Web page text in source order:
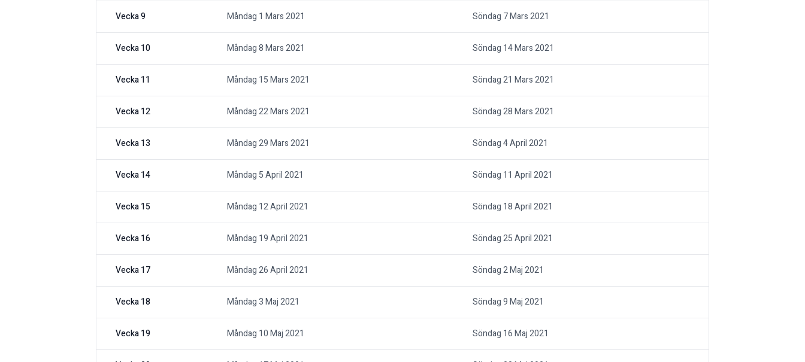
Vecka 9 Måndag 1 Mars 2021 Söndag 7 Mars 2021
Vecka 10 Måndag 8 Mars 2021 Söndag 14 Mars 2021
Vecka 11 Måndag 15 Mars 2021 Söndag 21 Mars 2021
Vecka 12 Måndag 22 Mars 2021 Söndag 28 Mars 2021
Vecka 13 Måndag 29 Mars 2021 Söndag 4 April 2021
Vecka 14 Måndag 5 April 2021 Söndag 11 April 2021
Vecka 15 Måndag 12 April 2021 Söndag 18 April 2021
Vecka 16 Måndag 19 April 2021 Söndag 25 April 2021
Vecka 17 Måndag 26 April 2021 Söndag 2 Maj 2021
Vecka 18 Måndag 3 Maj 2021 Söndag 9 Maj 2021
Vecka 19 Måndag 10 Maj 2021 Söndag 16 Maj 2021